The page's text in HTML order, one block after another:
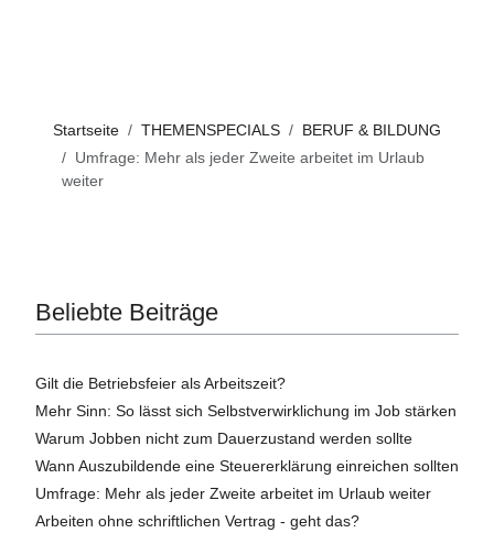
Startseite THEMENSPECIALS
BERUF & BILDUNG
Umfrage: Mehr als jeder Zweite arbeitet im Urlaub
weiter
Beliebte Beiträge
Gilt die Betriebsfeier als Arbeitszeit?
Mehr Sinn: So lässt sich Selbstverwirklichung im Job stärken
Warum Jobben nicht zum Dauerzustand werden sollte
Wann Auszubildende eine Steuererklärung einreichen sollten
Umfrage: Mehr als jeder Zweite arbeitet im Urlaub weiter
Arbeiten ohne schriftlichen Vertrag - geht das?